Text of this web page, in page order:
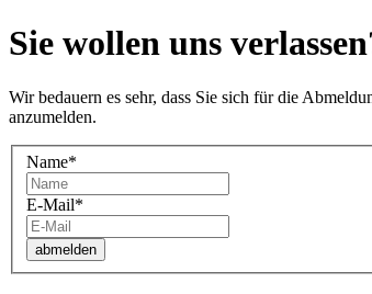
Sie wollen uns
Wir bedauern es sehr, dass Sie sich für die
anzumelden.
Name*
E-Mail*